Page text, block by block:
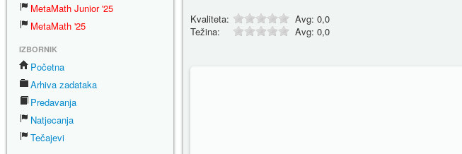
MetaMath Junior '25
MetaMath '25
IZBORNIK
Početna
Arhiva zadataka
Predavanja
Natjecanja
Tečajevi
Kvaliteta: Avg: 0,0
Težina:
Avg: 0,0